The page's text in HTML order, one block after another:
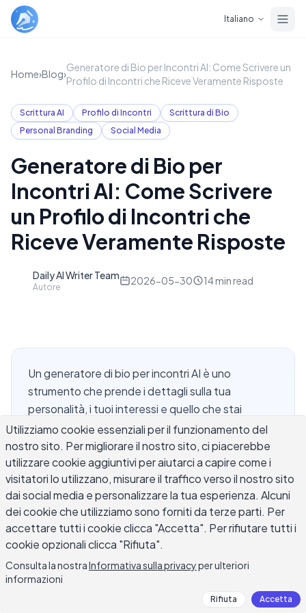
Italiano
Home›Blog›
Generatore di Bio per Incontri AI: Come Scrivere un
Profilo di Incontri che Riceve Veramente Risposte
Scrittura AI Profilo di Incontri
Scrittura di Bio
Personal Branding
Social Media
Generatore di Bio per
Incontri AI: Come Scrivere
un Profilo di Incontri che
Riceve Veramente Risposte
Daily AI Writer Team
Autore
2026-05-30 14min read
Un generatore di bio per incontri AI è uno
strumento che prende i dettagli sulla tua
personalità, i tuoi interessi e quello che stai
cercando in una relazione, quindi produce testo
per il profilo di incontri che puoi usare o adattare
su Tinder, Bumble, Hinge o app simili. Scrivere una
bio per incontri è straordinariamente difficile
perché richiede di essere simultaneamente
abbastanza specifico da attirare le persone
giuste, abbastanza casuale da non sembrare che
ci stai provando troppo, e abbastanza breve da
mantenere l'attenzione. La maggior parte delle
persone o opta per dichiarazioni vaghe che si
applicano a chiunque o elenca interessi così
Utilizziamo cookie essenziali per il funzionamento del
nostro sito. Per migliorare il nostro sito, ci piacerebbe
utilizzare cookie aggiuntivi per aiutarci a capire come i
visitatori lo utilizzano, misurare il traffico verso il nostro sito
dai social media e personalizzare la tua esperienza. Alcuni
dei cookie che utilizziamo sono forniti da terze parti. Per
accettare tutti i cookie clicca "Accetta". Per rifiutare tutti i
cookie opzionali clicca "Rifiuta".
Consulta la nostraInformativa sulla privacyper ulteriori
informazioni
Rifiuta Accetta